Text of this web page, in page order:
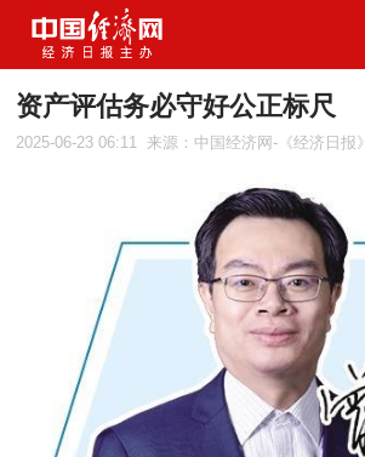
资产评估务必守好公正标尺
2025-06-23 06:11 来源：中国经济网-《经济日报》